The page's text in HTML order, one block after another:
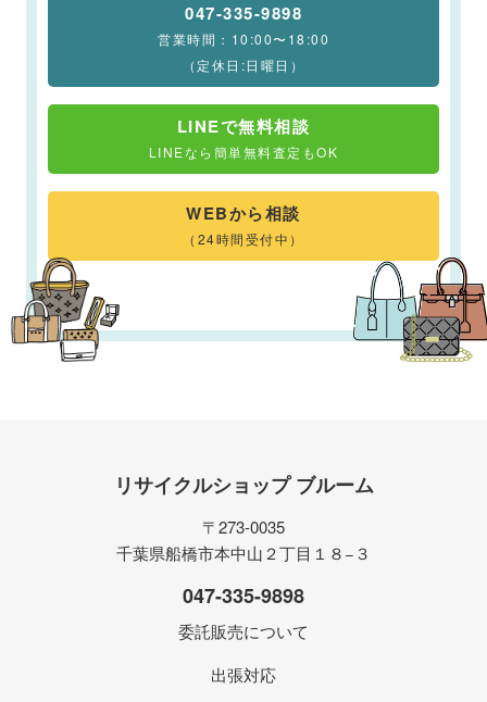
047-335-9898
営業時間：10:00〜18:00
（定休日:日曜日）
LINEで無料相談
LINEなら簡単無料査定もOK
WEBから相談
（24時間受付中）
リサイクルショップ ブルーム
〒273-0035
千葉県船橋市本中山２丁目１８−３
047-335-9898
委託販売について
出張対応